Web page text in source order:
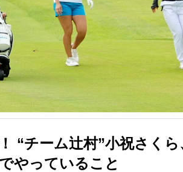
“チーム辻村”小祝さく
やっていること